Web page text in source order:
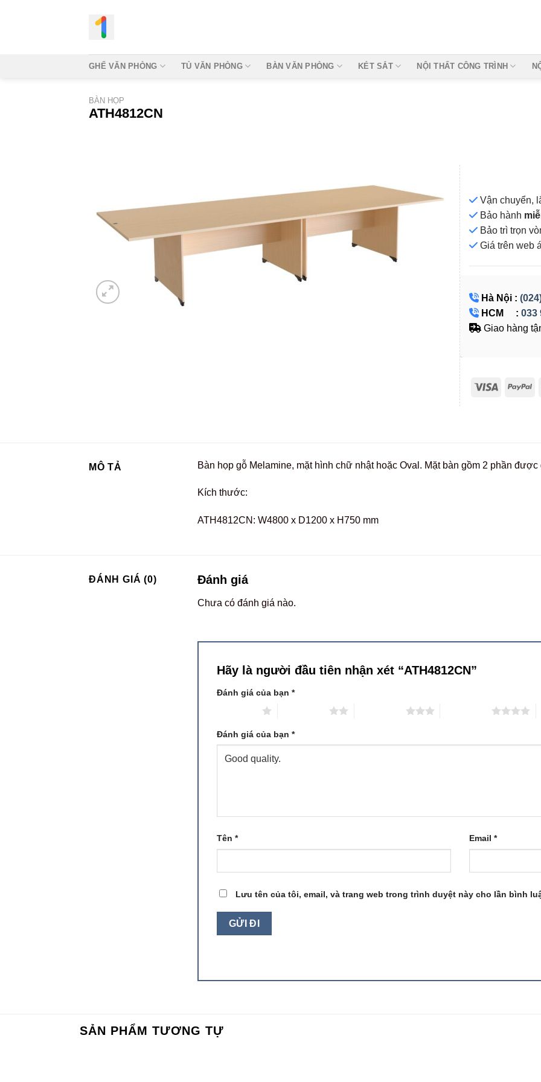
GHẾ VĂN PHÒNG TỦ VĂN PHÒNG BÀN VĂN PHÒNG KÉT SẮT NỘI THẤT CÔNG TRÌNH
BÀN HỌP
ATH4812CN
Vận chuyển,
Bảo hành
Bảo trì trọn
Giá trên web
Hà Nội :
HCM : 033
Giao hàng
MÔ TẢ Bàn họp gỗ Melamine, mặt hình chữ nhật hoặc Oval. Mặt bàn gồm 2 phần
Kích thước:
ATH4812CN: W4800 x D1200 x H750 mm
ĐÁNH GIÁ (0) Đánh giá
Chưa có đánh giá nào.
Hãy là người đầu tiên nhận xét “ATH4812CN”
Đánh giá của bạn *
Đánh giá của bạn *
Tên * Email *
Lưu tên của tôi, email, và trang web trong trình duyệt này cho lần bình
SẢN PHẨM TƯƠNG TỰ